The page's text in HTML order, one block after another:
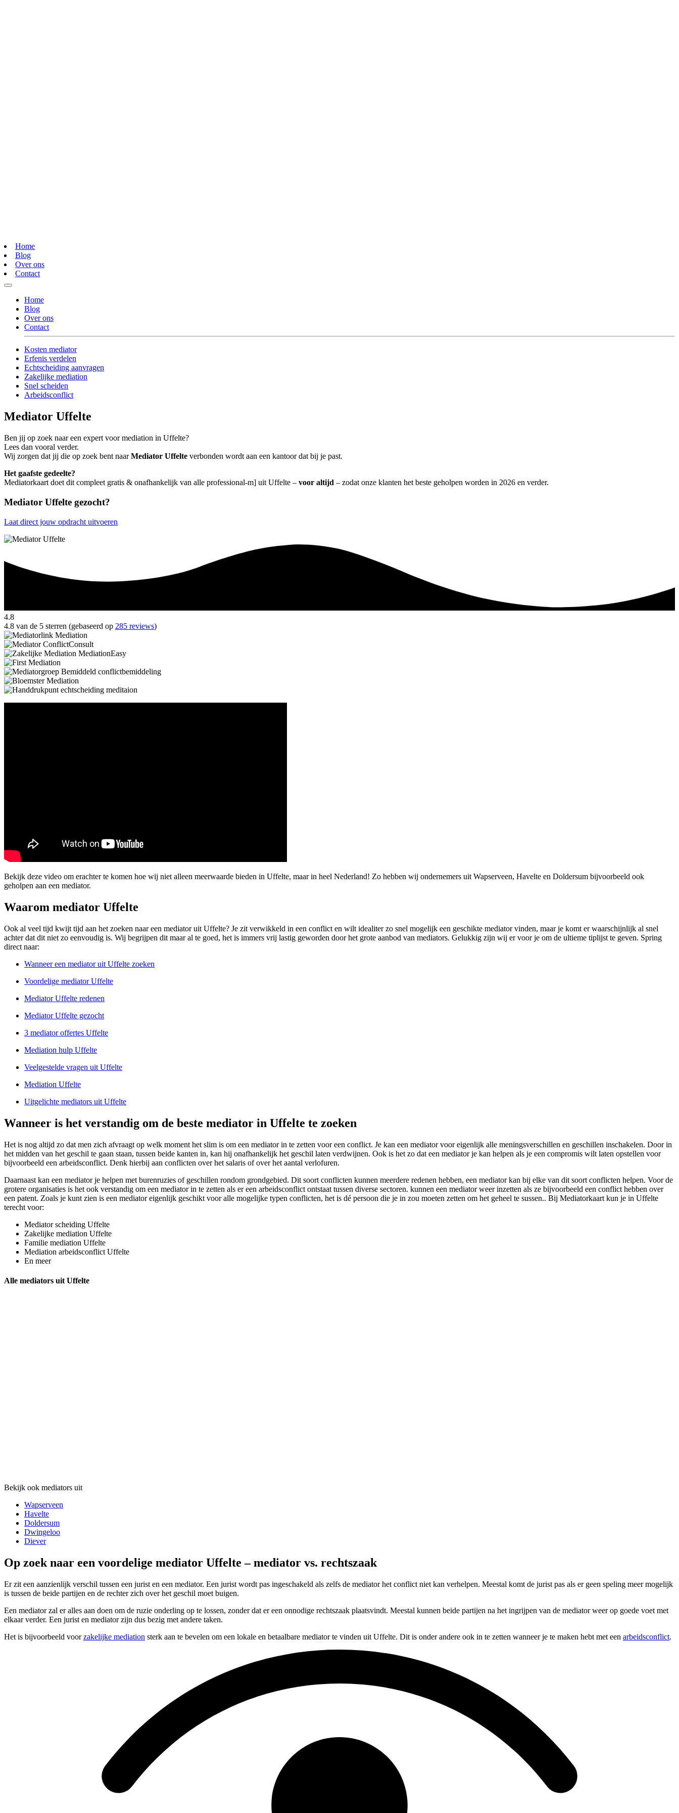
Home
Blog
Over ons
Contact
Home
Blog
Over ons
Contact
Kosten mediator
Erfenis verdelen
Echtscheiding aanvragen
Zakelijke mediation
Snel scheiden
Arbeidsconflict
Mediator Uffelte
Ben jij op zoek naar een expert voor mediation in Uffelte?
Lees dan vooral verder.
Wij zorgen dat jij die op zoek bent naarMediator Uffelte verbonden wordt aan een kantoor dat bij je past.
Het gaafste gedeelte?
Mediatorkaart doet dit compleet gratis & onafhankelijk van alle professional-m] uit Uffelte – voor altijd – zodat onze klanten het beste geholpen worden in 2026 en verder.
Mediator Uffelte gezocht?
Laat direct jouw opdracht uitvoeren
4.8
4.8 van de 5 sterren (gebaseerd op 285 reviews)
Bekijk deze video om erachter te komen hoe wij niet alleen meerwaarde bieden in Uffelte, maar in heel Nederland! Zo hebben wij ondernemers uit Wapserveen, Havelte en Doldersum bijvoorbeeld ook
geholpen aan een mediator.
Waarom mediator Uffelte
Ook al veel tijd kwijt tijd aan het zoeken naar een mediator uit Uffelte? Je zit verwikkeld in een conflict en wilt idealiter zo snel mogelijk een geschikte mediator vinden, maar je komt er waarschijnlijk al snel
achter dat dit niet zo eenvoudig is. Wij begrijpen dit maar al te goed, het is immers vrij lastig geworden door het grote aanbod van mediators. Gelukkig zijn wij er voor je om de ultieme tiplijst te geven. Spring
direct naar:
Wanneer een mediator uit Uffelte zoeken
Voordelige mediator Uffelte
Mediator Uffelte redenen
Mediator Uffelte gezocht
3 mediator offertes Uffelte
Mediation hulp Uffelte
Veelgestelde vragen uit Uffelte
Mediation Uffelte
Uitgelichte mediators uit Uffelte
Wanneer is het verstandig om de beste mediator in Uffelte te zoeken
Het is nog altijd zo dat men zich afvraagt op welk moment het slim is om een mediator in te zetten voor een conflict. Je kan een mediator voor eigenlijk alle meningsverschillen en geschillen inschakelen. Door in
het midden van het geschil te gaan staan, tussen beide kanten in, kan hij onafhankelijk het geschil laten verdwijnen. Ook is het zo dat een mediator je kan helpen als je een compromis wilt laten opstellen voor
bijvoorbeeld een arbeidsconflict. Denk hierbij aan conflicten over het salaris of over het aantal verlofuren.
Daarnaast kan een mediator je helpen met burenruzies of geschillen rondom grondgebied. Dit soort conflicten kunnen meerdere redenen hebben, een mediator kan bij elke van dit soort conflicten helpen. Voor de
grotere organisaties is het ook verstandig om een mediator in te zetten als er een arbeidsconflict ontstaat tussen diverse sectoren. kunnen een mediator weer inzetten als ze bijvoorbeeld een conflict hebben over
een patent. Zoals je kunt zien is een mediator eigenlijk geschikt voor alle mogelijke typen conflicten, het is dé persoon die je in zou moeten zetten om het geheel te sussen.. Bij Mediatorkaart kun je in Uffelte
terecht voor:
Mediator scheiding Uffelte
Zakelijke mediation Uffelte
Familie mediation Uffelte
Mediation arbeidsconflict Uffelte
En meer
Alle mediators uit Uffelte
Bekijk ook mediators uit
Wapserveen
Havelte
Doldersum
Dwingeloo
Diever
Op zoek naar een voordelige mediator Uffelte – mediator vs. rechtszaak
Er zit een aanzienlijk verschil tussen een jurist en een mediator. Een jurist wordt pas ingeschakeld als zelfs de mediator het conflict niet kan verhelpen. Meestal komt de jurist pas als er geen speling meer mogelijk
is tussen de beide partijen en de rechter zich over het geschil moet buigen.
Een mediator zal er alles aan doen om de ruzie onderling op te lossen, zonder dat er een onnodige rechtszaak plaatsvindt. Meestal kunnen beide partijen na het ingrijpen van de mediator weer op goede voet met
elkaar verder. Een jurist en mediator zijn dus bezig met andere taken.
Het is bijvoorbeeld voorzakelijke mediation sterk aan te bevelen om een lokale en betaalbare mediator te vinden uit Uffelte. Dit is onder andere ook in te zetten wanneer je te maken hebt met een arbeidsconflict.